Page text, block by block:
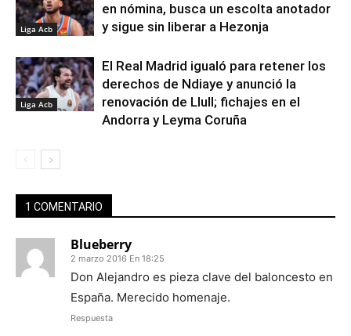
Liga Acb
en nómina, busca un escolta anotador
y sigue sin liberar a Hezonja
Liga Acb
El Real Madrid igualó para retener los
derechos de Ndiaye y anunció la
renovación de Llull; fichajes en el
Andorra y Leyma Coruña
1 COMENTARIO
Blueberry
2 marzo 2016 En 18:25
Don Alejandro es pieza clave del baloncesto en
España. Merecido homenaje.
Respuesta